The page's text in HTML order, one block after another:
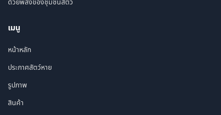
ด้วยพลังของชุมชนสัตว์
เมนู
หน้าหลัก
ประกาศสัตว์หาย
รูปภาพ
สินค้า